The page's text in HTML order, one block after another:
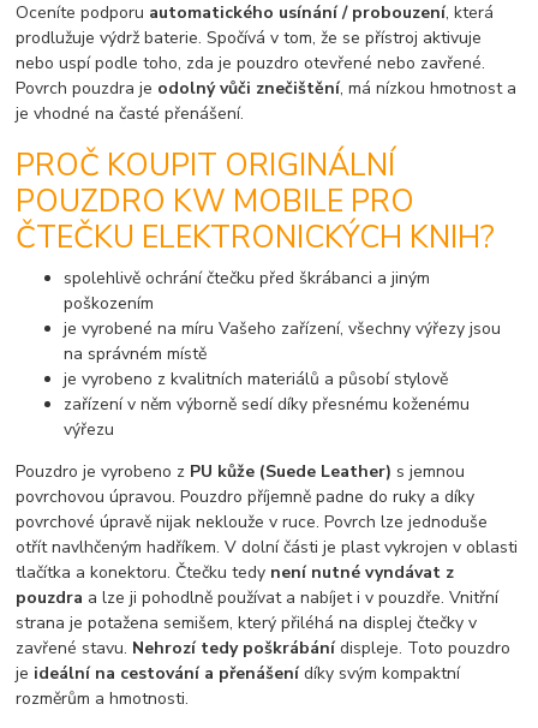
Oceníte podporu automatického usínání / probouzení, která
prodlužuje výdrž baterie. Spočívá v tom, že se přístroj aktivuje
nebo uspí podle toho, zda je pouzdro otevřené nebo zavřené.
Povrch pouzdra je odolný vůči znečištění, má nízkou hmotnost a
je vhodné na časté přenášení.
PROČ KOUPIT ORIGINÁLNÍ
POUZDRO KW MOBILE PRO
ČTEČKU ELEKTRONICKÝCH KNIH?
spolehlivě ochrání čtečku před škrábanci a jiným
poškozením
je vyrobené na míru Vašeho zařízení, všechny výřezy jsou
na správném místě
je vyrobeno z kvalitních materiálů a působí stylově
zařízení v něm výborně sedí díky přesnému koženému
výřezu
Pouzdro je vyrobeno z PU kůže (Suede Leather) s jemnou
povrchovou úpravou. Pouzdro příjemně padne do ruky a díky
povrchové úpravě nijak neklouže v ruce. Povrch lze jednoduše
otřít navlhčeným hadříkem. V dolní části je plast vykrojen v oblasti
tlačítka a konektoru. Čtečku tedy není nutné vyndávat z
pouzdra a lze ji pohodlně používat a nabíjet i v pouzdře. Vnitřní
strana je potažena semišem, který přiléhá na displej čtečky v
zavřené stavu. Nehrozí tedy poškrábánídispleje. Toto pouzdro
je ideální na cestování a přenášenídíky svým kompaktní
rozměrům a hmotnosti.